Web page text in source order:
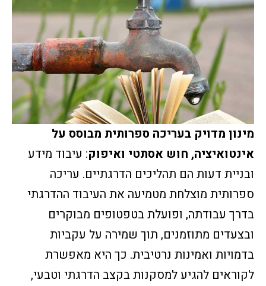
מינון מדויק בעריכה ספרותית מבוסס על
אינטואיציה, חוש אסתטי ואיפוק: עיבוד מידע
ובניית דעות הם תהליכים הדרגתיים. עריכה
ספרותית מוצלחת מטמיעה את העיבוד ההדרגתי
בדרך עבודתה, ופועלת בטפטופים מבוקרים
ובצעדים מתוזמנים, תוך שמירה על עקביות
בדמויות ואמינות נרטיבית. כך היא מאפשרת
לקוראים להגיע למסקנות בקצב הדרגתי וטבעי,